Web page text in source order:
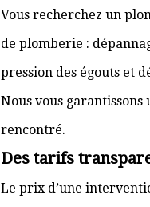
Vous recherchez un
de plomberie :
pression des égouts et
Nous vous
rencontré.
Des tarifs
Le prix d’une